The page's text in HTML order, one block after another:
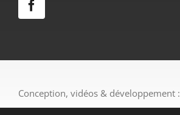
Conception, vidéos & développement :